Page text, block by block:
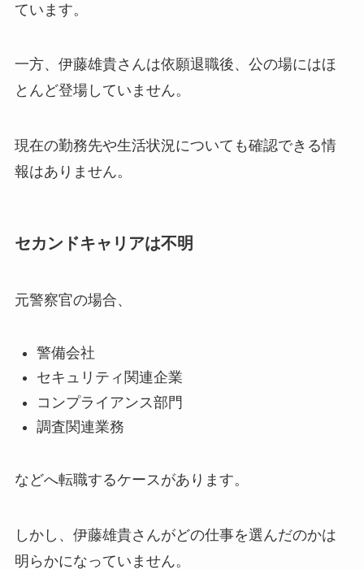
ています。
一方、伊藤雄貴さんは依願退職後、公の場にはほ
とんど登場していません。
現在の勤務先や生活状況についても確認できる情
報はありません。
セカンドキャリアは不明
元警察官の場合、
警備会社
セキュリティ関連企業
コンプライアンス部門
調査関連業務
などへ転職するケースがあります。
しかし、伊藤雄貴さんがどの仕事を選んだのかは
明らかになっていません。